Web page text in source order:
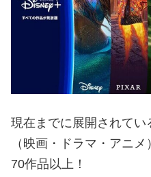
現在までに展開されて
（映画・ドラマ・アニ
70作品以上！